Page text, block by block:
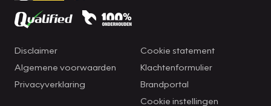
Disclaimer
Algemene voorwaarden
Privacyverklaring
Cookie statement
Klachtenformulier
Brandportal
Cookie instellingen